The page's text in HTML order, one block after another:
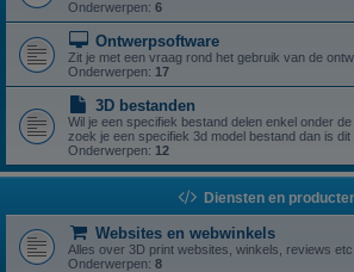
Onderwerpen: 6
Ontwerpsoftware
Zit je met een vraag rond het gebruik van de
Onderwerpen: 17
3D bestanden
Wil je een specifiek bestand delen enkel onder
zoek je een specifiek 3d model bestand dan is dit
Onderwerpen: 12
Diensten en
Websites en webwinkels
Alles over 3D print websites, winkels, reviews
Onderwerpen: 8